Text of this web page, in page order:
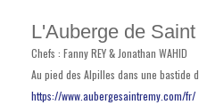
L'Auberge de
Chefs : Fanny REY & Jonathan WAHID
Au pied des Alpilles dans une bastide
https://www.aubergesaintremy.com/fr/